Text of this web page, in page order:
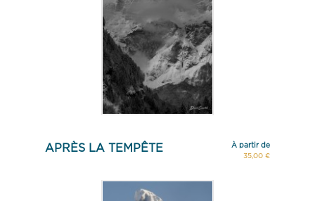
APRÈS LA TEMPÊTE
À partir de
35,00 €